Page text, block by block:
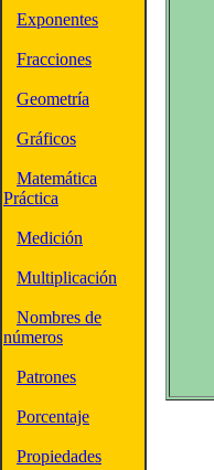
Exponentes
Fracciones
Geometría
Gráficos
Matemática
Práctica
Medición
Multiplicación
Nombres de
números
Patrones
Porcentaje
Propiedades